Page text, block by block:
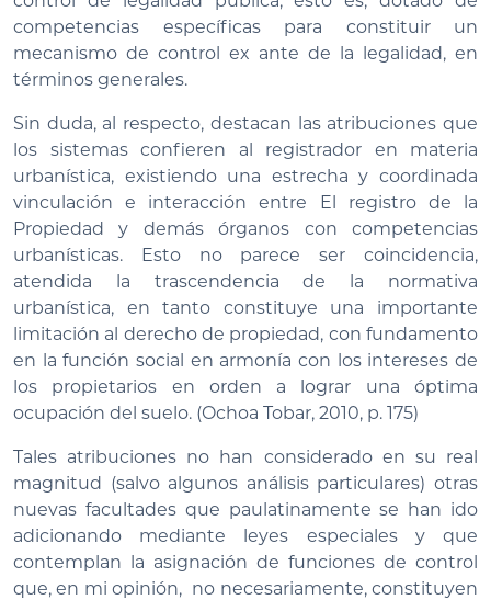
competencias específicas para constituir un
mecanismo de control ex ante de la legalidad, en
términos generales.
Sin duda, al respecto, destacan las atribuciones que
los sistemas confieren al registrador en materia
urbanística, existiendo una estrecha y coordinada
vinculación e interacción entre El registro de la
Propiedad y demás órganos con competencias
urbanísticas. Esto no parece ser coincidencia,
atendida la trascendencia de la normativa
urbanística, en tanto constituye una importante
limitación al derecho de propiedad, con fundamento
en la función social en armonía con los intereses de
los propietarios en orden a lograr una óptima
ocupación del suelo. (Ochoa Tobar, 2010, p. 175)
Tales atribuciones no han considerado en su real
magnitud (salvo algunos análisis particulares) otras
nuevas facultades que paulatinamente se han ido
adicionando mediante leyes especiales y que
contemplan la asignación de funciones de control
que, en mi opinión, no necesariamente, constituyen